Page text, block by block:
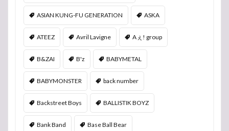
ASIAN KUNG-FU GENERATION ASKA
ATEEZ Avril Lavigne Aぇ! group
B&ZAI B'z BABYMETAL
BABYMONSTER back number
Backstreet Boys BALLISTIK BOYZ
Bank Band Base Ball Bear